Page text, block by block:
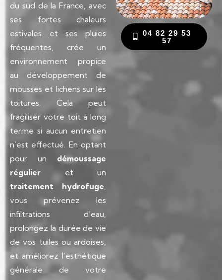
du sud de la France, avec
ses fortes chaleurs
estivales et ses pluies
fréquentes, crée un
environnement propice
au développement de
mousses et lichens sur les
toitures. Cela peut
fragiliser votre toit à long
terme si aucun entretien
n’est effectué. En optant
pour un démoussage
régulier et un
traitement hydrofuge
vous prévenez les
infiltrations d’eau,
prolongez la durée de vie
de vos tuiles ou ardoises,
et améliorez l’esthétique
générale de votre
04 82 29 53
57